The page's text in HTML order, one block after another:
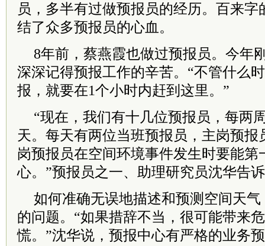
员，多半有过做预报员的经历。百来字
结了众多预报员的心血。
8年前，蔡燕霞也做过预报员。今年
深深记得预报工作的辛苦。“不管什么
报，就要在1个小时内赶到这里。”
“现在，我们有十几位预报员，每两
天。每天有两位当班预报员，主岗预报
岗预报员在空间环境事件发生时要能第
心。”预报员之一、助理研究员沈华告
如何准确无误地描述和预测空间天
的问题。“如果措辞不当，很可能带来
慌。”沈华说，预报中心有严格的业务